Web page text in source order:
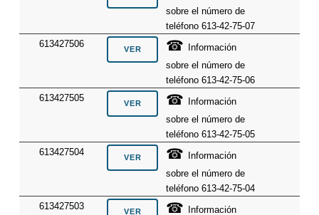
sobre el número de
teléfono 613-42-75-07
613427506
☎ Información
sobre el número de
teléfono 613-42-75-06
613427505
☎ Información
sobre el número de
teléfono 613-42-75-05
613427504
☎ Información
sobre el número de
teléfono 613-42-75-04
613427503
☎ Información